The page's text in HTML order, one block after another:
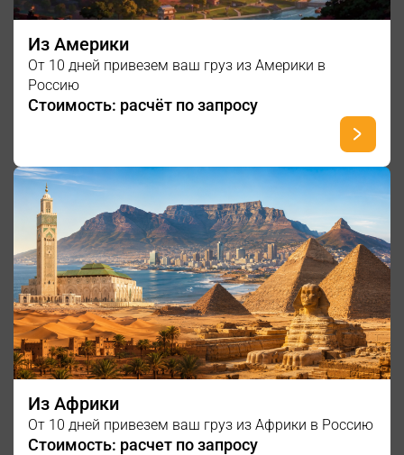
Из Америки
От 10 дней привезем ваш груз из Америки в
Россию
Стоимость: расчёт по запросу
Из Африки
От 10 дней привезем ваш груз из Африки в Россию
Стоимость: расчет по запросу